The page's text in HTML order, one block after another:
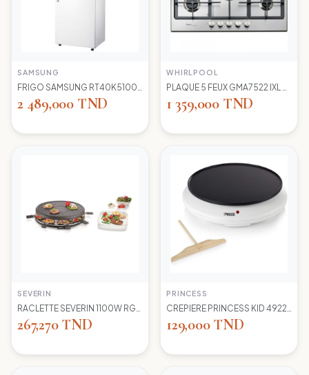
SAMSUNG
2 489,000 TND
WHIRLPOOL
1 359,000 TND
SEVERIN
267,270 TND
PRINCESS
129,000 TND